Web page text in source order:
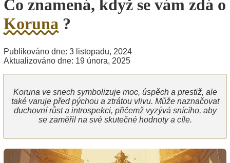
Co znamená, když se vám zdá o
Koruna ?
Publikováno dne: 3 listopadu, 2024
Aktualizováno dne: 19 února, 2025
Koruna ve snech symbolizuje moc, úspěch a prestiž, ale
také varuje před pýchou a ztrátou vlivu. Může naznačovat
duchovní růst a introspekci, přičemž vyzývá snícího, aby
se zaměřil na své skutečné hodnoty a cíle.